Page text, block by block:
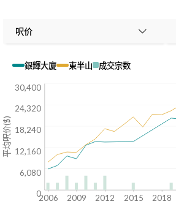
呎价
銀輝大廈 東半山 成交宗数
2006 2009 2012 2015 2018
30,400
24,320
18,240
12,160
6,080
0
平均呎价($)